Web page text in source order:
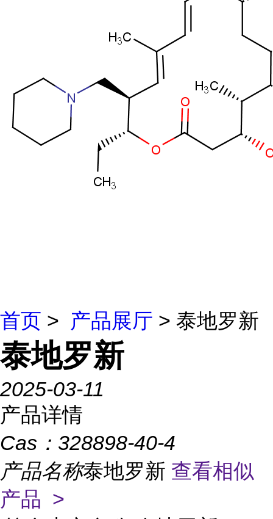
首页 > 产品展厅 > 泰地罗新
泰地罗新
2025-03-11
产品详情
Cas： 328898-40-4
产品名称泰地罗新 查看相似
产品 >